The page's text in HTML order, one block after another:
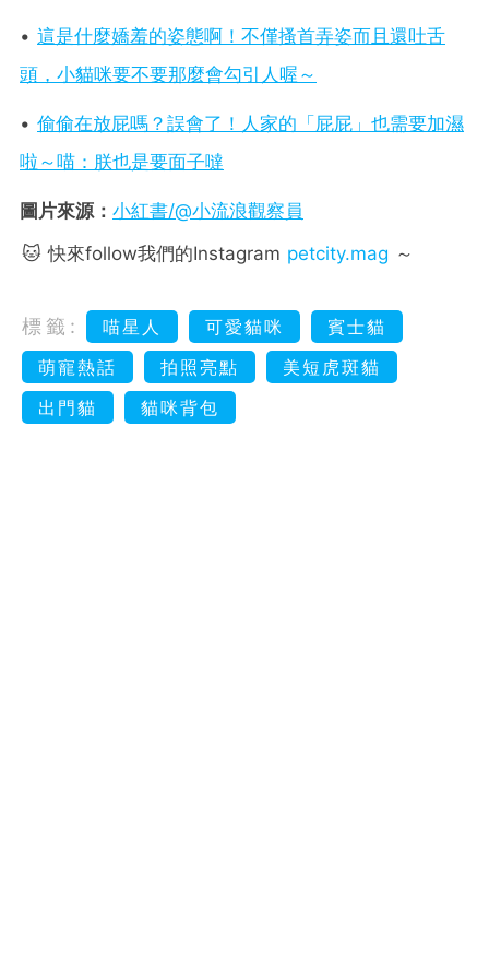
• 這是什麼嬌羞的姿態啊！不僅搔首弄姿而且還吐舌
頭，小貓咪要不要那麼會勾引人喔～
• 偷偷在放屁嗎？誤會了！人家的「屁屁」也需要加濕
啦～喵：朕也是要面子噠
圖片來源： 小紅書/@小流浪觀察員
🐱 快來follow我們的Instagram petcity.mag ～
標籤: 喵星人 可愛貓咪
賓士貓
萌寵熱話
拍照亮點
美短虎斑貓
出門貓
貓咪背包